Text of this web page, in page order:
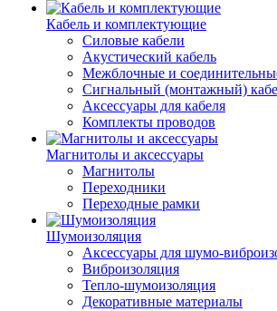
Кабель и комплектующие
Силовые кабели
Акустический кабель
Межблочные и
Сигнальный (монтажный)
Аксессуары для кабеля
Комплекты проводов
Магнитолы и аксессуары
Магнитолы
Переходники
Переходные рамки
Шумоизоляция
Аксессуары для шумо-
Виброизоляция
Тепло-шумоизоляция
Декоративные материалы